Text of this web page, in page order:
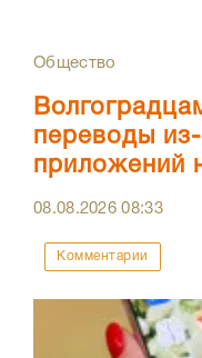
Общество
переводы
приложений
08.08.202608:33
Комментарии